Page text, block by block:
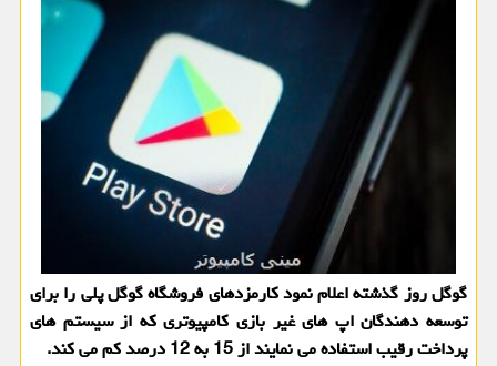
گوگل روز گذشته اعلام نمود کارمزدهای فروشگاه گوگل پلی را برای
توسعه دهندگان اپ های غیر بازی کامپیوتری که از سیستم های
پرداخت رقیب استفاده می نمایند از 15 به 12 درصد کم می کند.